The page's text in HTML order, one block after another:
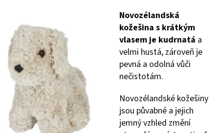
Novozélandská
kožešina s krátkým
vlasem je kudrnatá a
velmi hustá, zároveň je
pevná a odolná vůči
nečistotám.
Novozélandské kožešiny
jsou půvabné a jejich
jemný vzhled změní